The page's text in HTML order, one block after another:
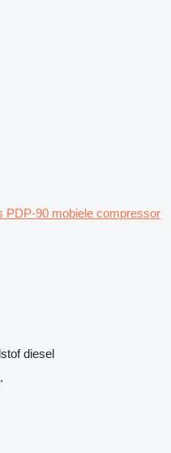
PDP-90 mobiele compressor
diesel